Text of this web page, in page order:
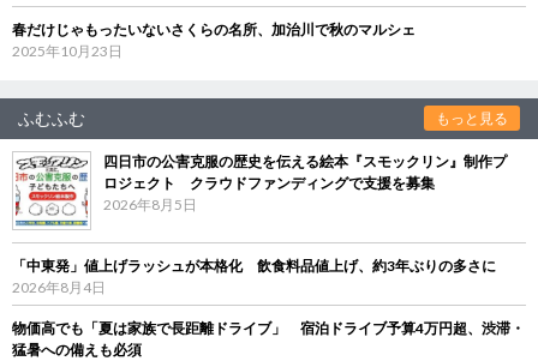
春だけじゃもったいないさくらの名所、加治川で秋のマルシェ
2025年10月23日
ふむふむ もっと見る
四日市の公害克服の歴史を伝える絵本『スモックリン』制作プ
ロジェクト クラウドファンディングで支援を募集
2026年8月5日
「中東発」値上げラッシュが本格化 飲食料品値上げ、約3年ぶりの多さに
2026年8月4日
物価高でも「夏は家族で長距離ドライブ」 宿泊ドライブ予算4万円超、渋滞・
猛暑への備えも必須